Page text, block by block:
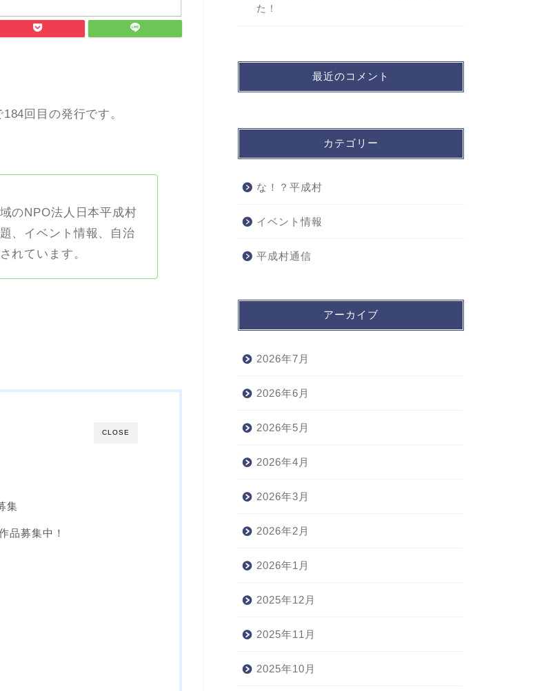
回目の発行です。
のNPO法人日本平成村
、イベント情報、自治
れています。
CLOSE
集
品募集中！
た！
最近のコメント
カテゴリー
な！？平成村
イベント情報
平成村通信
アーカイブ
2026年7月
2026年6月
2026年5月
2026年4月
2026年3月
2026年2月
2026年1月
2025年12月
2025年11月
2025年10月